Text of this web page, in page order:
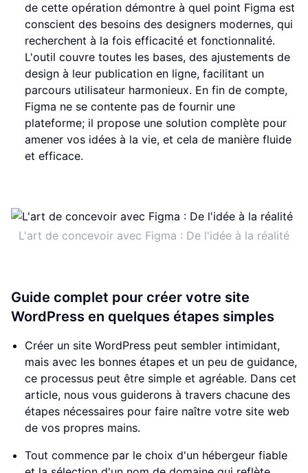
de cette opération démontre à quel point Figma est
conscient des besoins des designers modernes, qui
recherchent à la fois efficacité et fonctionnalité.
L'outil couvre toutes les bases, des ajustements de
design à leur publication en ligne, facilitant un
parcours utilisateur harmonieux. En fin de compte,
Figma ne se contente pas de fournir une
plateforme; il propose une solution complète pour
amener vos idées à la vie, et cela de manière fluide
et efficace.
L'art de concevoir avec Figma : De l'idée à la réalité
Guide complet pour créer votre site
WordPress en quelques étapes simples
Créer un site WordPress peut sembler intimidant,
mais avec les bonnes étapes et un peu de guidance,
ce processus peut être simple et agréable. Dans cet
article, nous vous guiderons à travers chacune des
étapes nécessaires pour faire naître votre site web
de vos propres mains.
Tout commence par le choix d'un hébergeur fiable